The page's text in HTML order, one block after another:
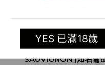
YES 已滿18歲
2018 美國紅酒 KITH &
KIN CABERNET
SAUVIGNON (知名葡